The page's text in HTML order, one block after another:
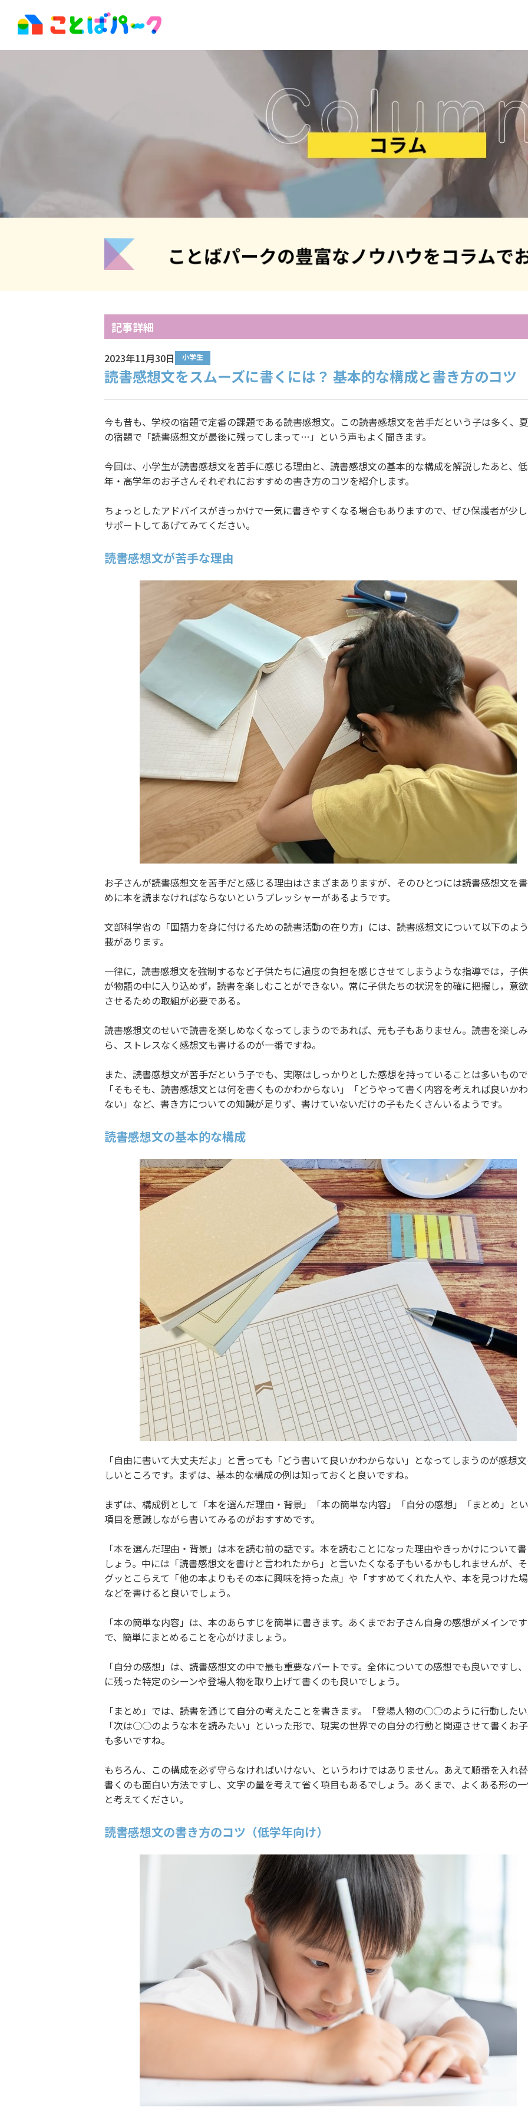
ことばパーク
生徒・保護者
ワーキングメモリ
とは？
レッスン内容・
講師紹介
ご利用の
イベント・
質問
お問い合わせ
記事詳細
2023年11月30日 小学生
読書感想文をスムーズに書くには？ 基本的な構成と書き方のコツ
今も昔も、学校の宿題で定番の課題である読書感想文。この読書感想文を苦手だという子は多く、
の宿題で「読書感想文が最後に残ってしまって…」という声もよく聞きます。
今回は、小学生が読書感想文を苦手に感じる理由と、読書感想文の基本的な構成を解説したあと、
年・高学年のお子さんそれぞれにおすすめの書き方のコツを紹介します。
ちょっとしたアドバイスがきっかけで一気に書きやすくなる場合もありますので、ぜひ保護者が少
サポートしてあげてみてください。
読書感想文が苦手な理由
お子さんが読書感想文を苦手だと感じる理由はさまざまありますが、そのひとつには読書感想文を
めに本を読まなければならないというプレッシャーがあるようです。
文部科学省の「国語力を身に付けるための読書活動の在り方」には、読書感想文について以下のよ
載があります。
一律に，読書感想文を強制するなど子供たちに過度の負担を感じさせてしまうような指導では，子
が物語の中に入り込めず，読書を楽しむことができない。常に子供たちの状況を的確に把握し，意
させるための取組が必要である。
読書感想文のせいで読書を楽しめなくなってしまうのであれば、元も子もありません。読書を楽し
ら、ストレスなく感想文も書けるのが一番ですね。
また、読書感想文が苦手だという子でも、実際はしっかりとした感想を持っていることは多いもので
「そもそも、読書感想文とは何を書くものかわからない」「どうやって書く内容を考えれば良いか
ない」など、書き方についての知識が足りず、書けていないだけの子もたくさんいるようです。
読書感想文の基本的な構成
「自由に書いて大丈夫だよ」と言っても「どう書いて良いかわからない」となってしまうのが感想
しいところです。まずは、基本的な構成の例は知っておくと良いですね。
まずは、構成例として「本を選んだ理由・背景」「本の簡単な内容」「自分の感想」「まとめ」と
項目を意識しながら書いてみるのがおすすめです。
「本を選んだ理由・背景」は本を読む前の話です。本を読むことになった理由やきっかけについて
しょう。中には「読書感想文を書けと言われたから」と言いたくなる子もいるかもしれませんが、
グッとこらえて「他の本よりもその本に興味を持った点」や「すすめてくれた人や、本を見つけた場
などを書けると良いでしょう。
「本の簡単な内容」は、本のあらすじを簡単に書きます。あくまでお子さん自身の感想がメインで
で、簡単にまとめることを心がけましょう。
「自分の感想」は、読書感想文の中で最も重要なパートです。全体についての感想でも良いですし
に残った特定のシーンや登場人物を取り上げて書くのも良いでしょう。
「まとめ」では、読書を通じて自分の考えたことを書きます。「登場人物の○○のように行動したい
「次は○○のような本を読みたい」といった形で、現実の世界での自分の行動と関連させて書くお
も多いですね。
もちろん、この構成を必ず守らなければいけない、というわけではありません。あえて順番を入れ
書くのも面白い方法ですし、文字の量を考えて省く項目もあるでしょう。あくまで、よくある形の一
と考えてください。
読書感想文の書き方のコツ（低学年向け）